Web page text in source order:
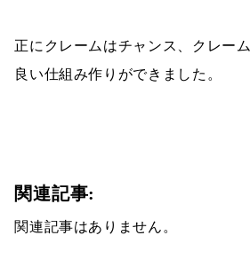
正にクレームはチャンス、クレー
良い仕組み作りができました。
関連記事:
関連記事はありません。